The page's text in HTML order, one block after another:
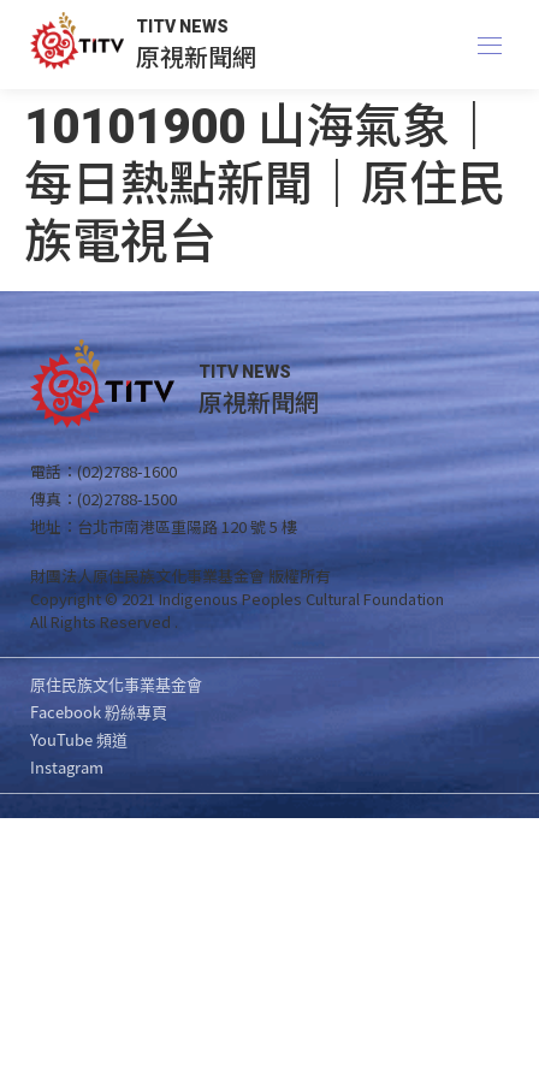
TITV NEWS
原視新聞網
10101900 山海氣象｜
每日熱點新聞｜原住民
族電視台
TITV NEWS
原視新聞網
電話：(02)2788-1600
傳真：(02)2788-1500
地址：台北市南港區重陽路 120 號 5 樓
財團法人原住民族文化事業基金會 版權所有
Copyright © 2021 Indigenous Peoples Cultural Foundation
All Rights Reserved .
原住民族文化事業基金會
Facebook 粉絲專頁
YouTube 頻道
Instagram